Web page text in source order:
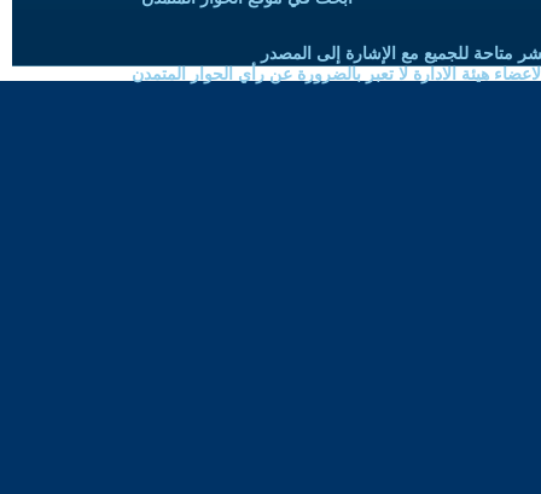
متاحة للجميع مع الإشارة إلى المصدر
هيئة الادارة لا تعبر بالضرورة عن رأي الحوار المتمدن